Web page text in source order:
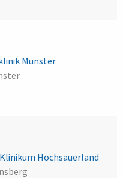
Münster
Hochsauerland